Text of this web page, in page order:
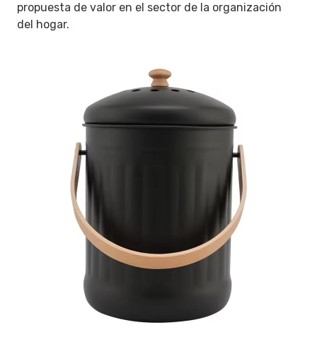
propuesta de valor en el sector de la organización
del hogar.